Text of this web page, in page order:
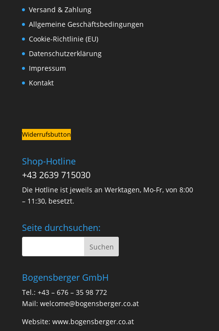
Versand & Zahlung
Allgemeine Geschäftsbedingungen
Cookie-Richtlinie (EU)
Datenschutzerklärung
Impressum
Kontakt
Widerrufsbutton
Shop-Hotline
+43 2639 715030
Die Hotline ist jeweils an Werktagen, Mo-Fr, von 8:00
– 11:30, besetzt.
Seite durchsuchen:
Bogensberger GmbH
Tel.: +43 – 676 – 35 98 772
Mail: welcome@bogensberger.co.at
Website: www.bogensberger.co.at